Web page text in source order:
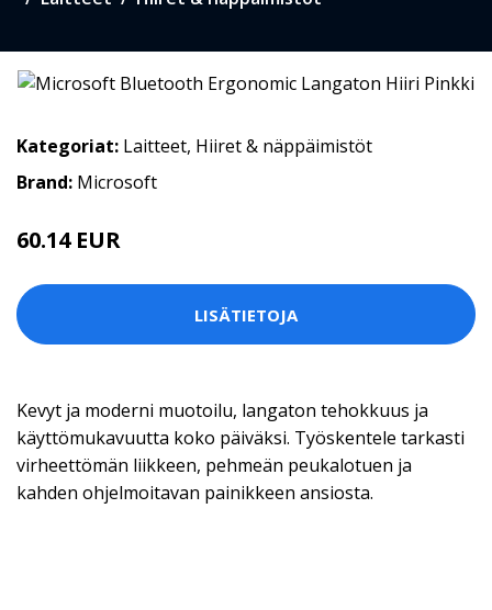
Kategoriat: Laitteet, Hiiret & näppäimistöt
Brand: Microsoft
60.14 EUR
LISÄTIETOJA
Kevyt ja moderni muotoilu, langaton tehokkuus ja
käyttömukavuutta koko päiväksi. Työskentele tarkasti
virheettömän liikkeen, pehmeän peukalotuen ja
kahden ohjelmoitavan painikkeen ansiosta.